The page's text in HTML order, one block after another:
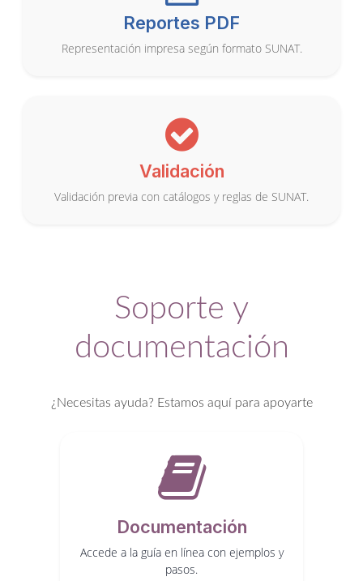
Reportes PDF
Representación impresa según formato SUNAT.
Validación
Validación previa con catálogos y reglas de SUNAT.
Soporte y
documentación
¿Necesitas ayuda? Estamos aquí para apoyarte
Documentación
Accede a la guía en línea con ejemplos y
pasos.